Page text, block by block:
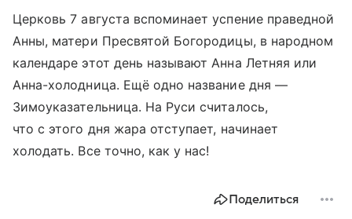
Церковь 7 августа вспоминает успение праведной
Анны, матери Пресвятой Богородицы, в народном
календаре этот день называют Анна Летняя или
Анна-холодница. Ещё одно название дня —
Зимоуказательница. На Руси считалось,
что с этого дня жара отступает, начинает
холодать. Все точно, как у нас!
Поделиться